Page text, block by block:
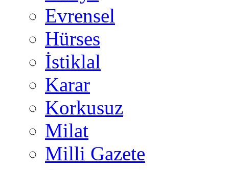
Evrensel
Hürses
İstiklal
Karar
Korkusuz
Milat
Milli Gazete